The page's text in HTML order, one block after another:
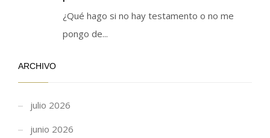
¿Qué hago si no hay testamento o no me
pongo de...
ARCHIVO
julio 2026
junio 2026